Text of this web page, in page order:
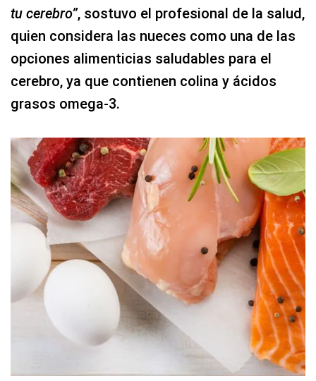
tu cerebro”, sostuvo el profesional de la salud,
quien considera las nueces como una de las
opciones alimenticias saludables para el
cerebro, ya que contienen colina y ácidos
grasos omega-3.